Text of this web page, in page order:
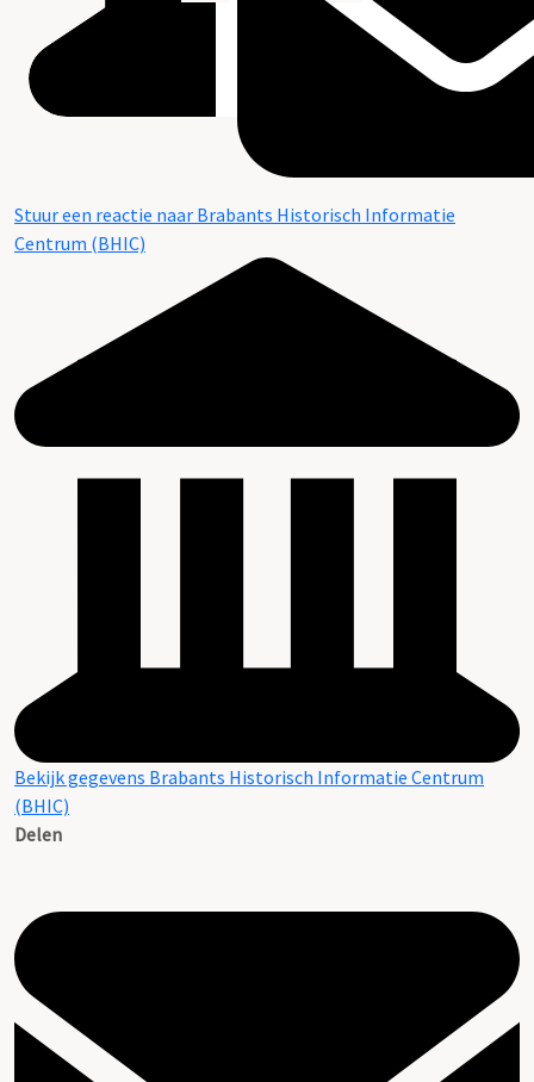
Stuur een reactie naar Brabants Historisch Informatie
Centrum (BHIC)
Bekijk gegevens Brabants Historisch Informatie Centrum
(BHIC)
Delen